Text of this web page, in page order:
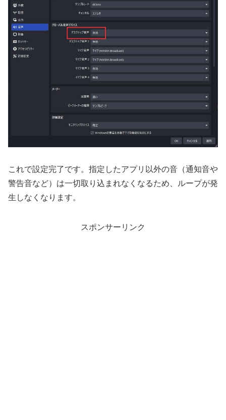
これで設定完了です。指定したアプリ以外の音（通知音や
警告音など）は一切取り込まれなくなるため、ループが発
生しなくなります。
スポンサーリンク